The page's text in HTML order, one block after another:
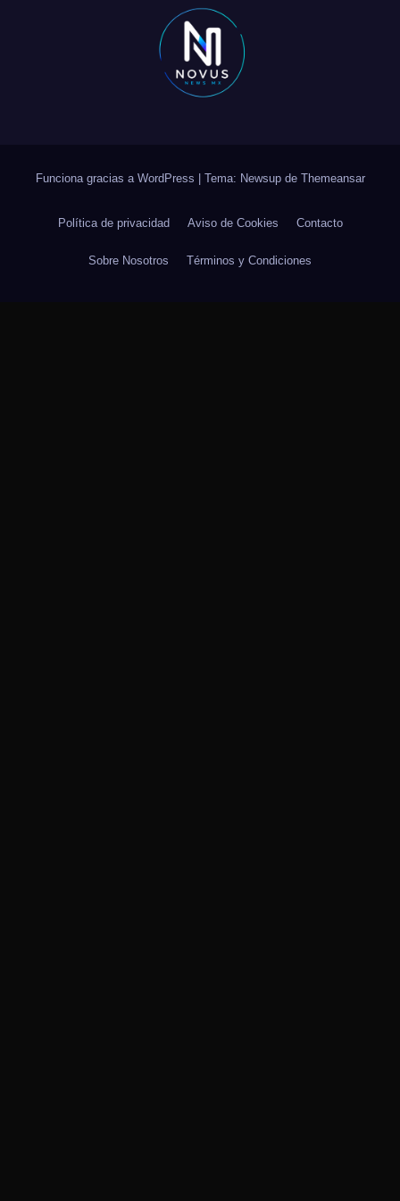
Funciona gracias a WordPress Tema: Newsup de Themeansar
Política de privacidad Aviso de Cookies Contacto
Sobre Nosotros Términos y Condiciones